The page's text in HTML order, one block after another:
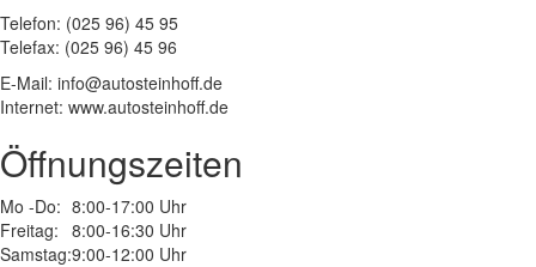
Telefon: (025 96) 45 95
Telefax: (025 96) 45 96
E-Mail: info@autosteinhoff.de
Internet: www.autosteinhoff.de
Öffnungszeiten
Mo -Do: 8:00-17:00 Uhr
Freitag: 8:00-16:30 Uhr
Samstag:9:00-12:00 Uhr